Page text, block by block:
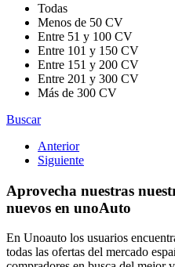
Todas
Menos de 50 CV
Entre 51 y 100 CV
Entre 101 y 150 CV
Entre 151 y 200 CV
Entre 201 y 300 CV
Más de 300 CV
Buscar
Anterior
Siguiente
Aprovecha nuestras
nuevos en unoAuto
En Unoauto los usuarios
todas las ofertas del mercado